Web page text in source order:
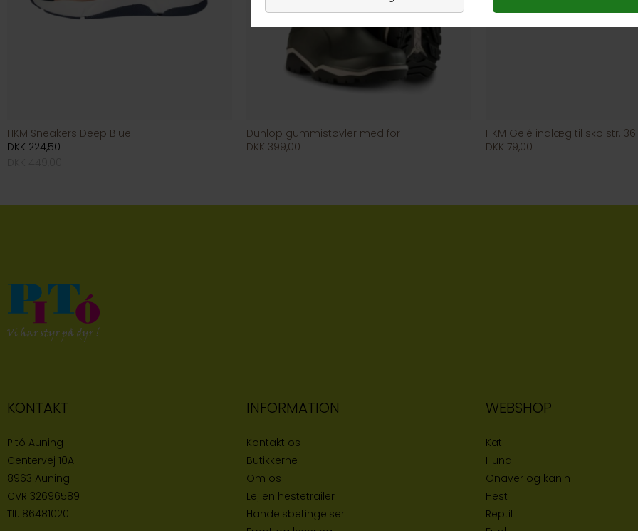
HKM Sneakers Deep Blue
DKK 224,50
Dunlop gummistøvler med for
DKK 399,00
HKM Gelé indlæg til sko str.
DKK 79,00
KONTAKT
Pitó Auning
Centervej 10A
8963 Auning
CVR 32696589
Tlf: 86481020
INFORMATION
Kontakt os
Butikkerne
Om os
Lej en hestetrailer
Handelsbetingelser
WEBSHOP
Kat
Hund
Gnaver og kanin
Hest
Reptil